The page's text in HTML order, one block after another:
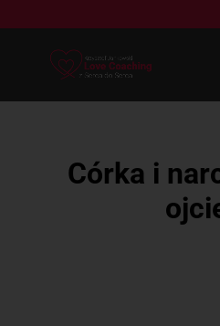
Córka i